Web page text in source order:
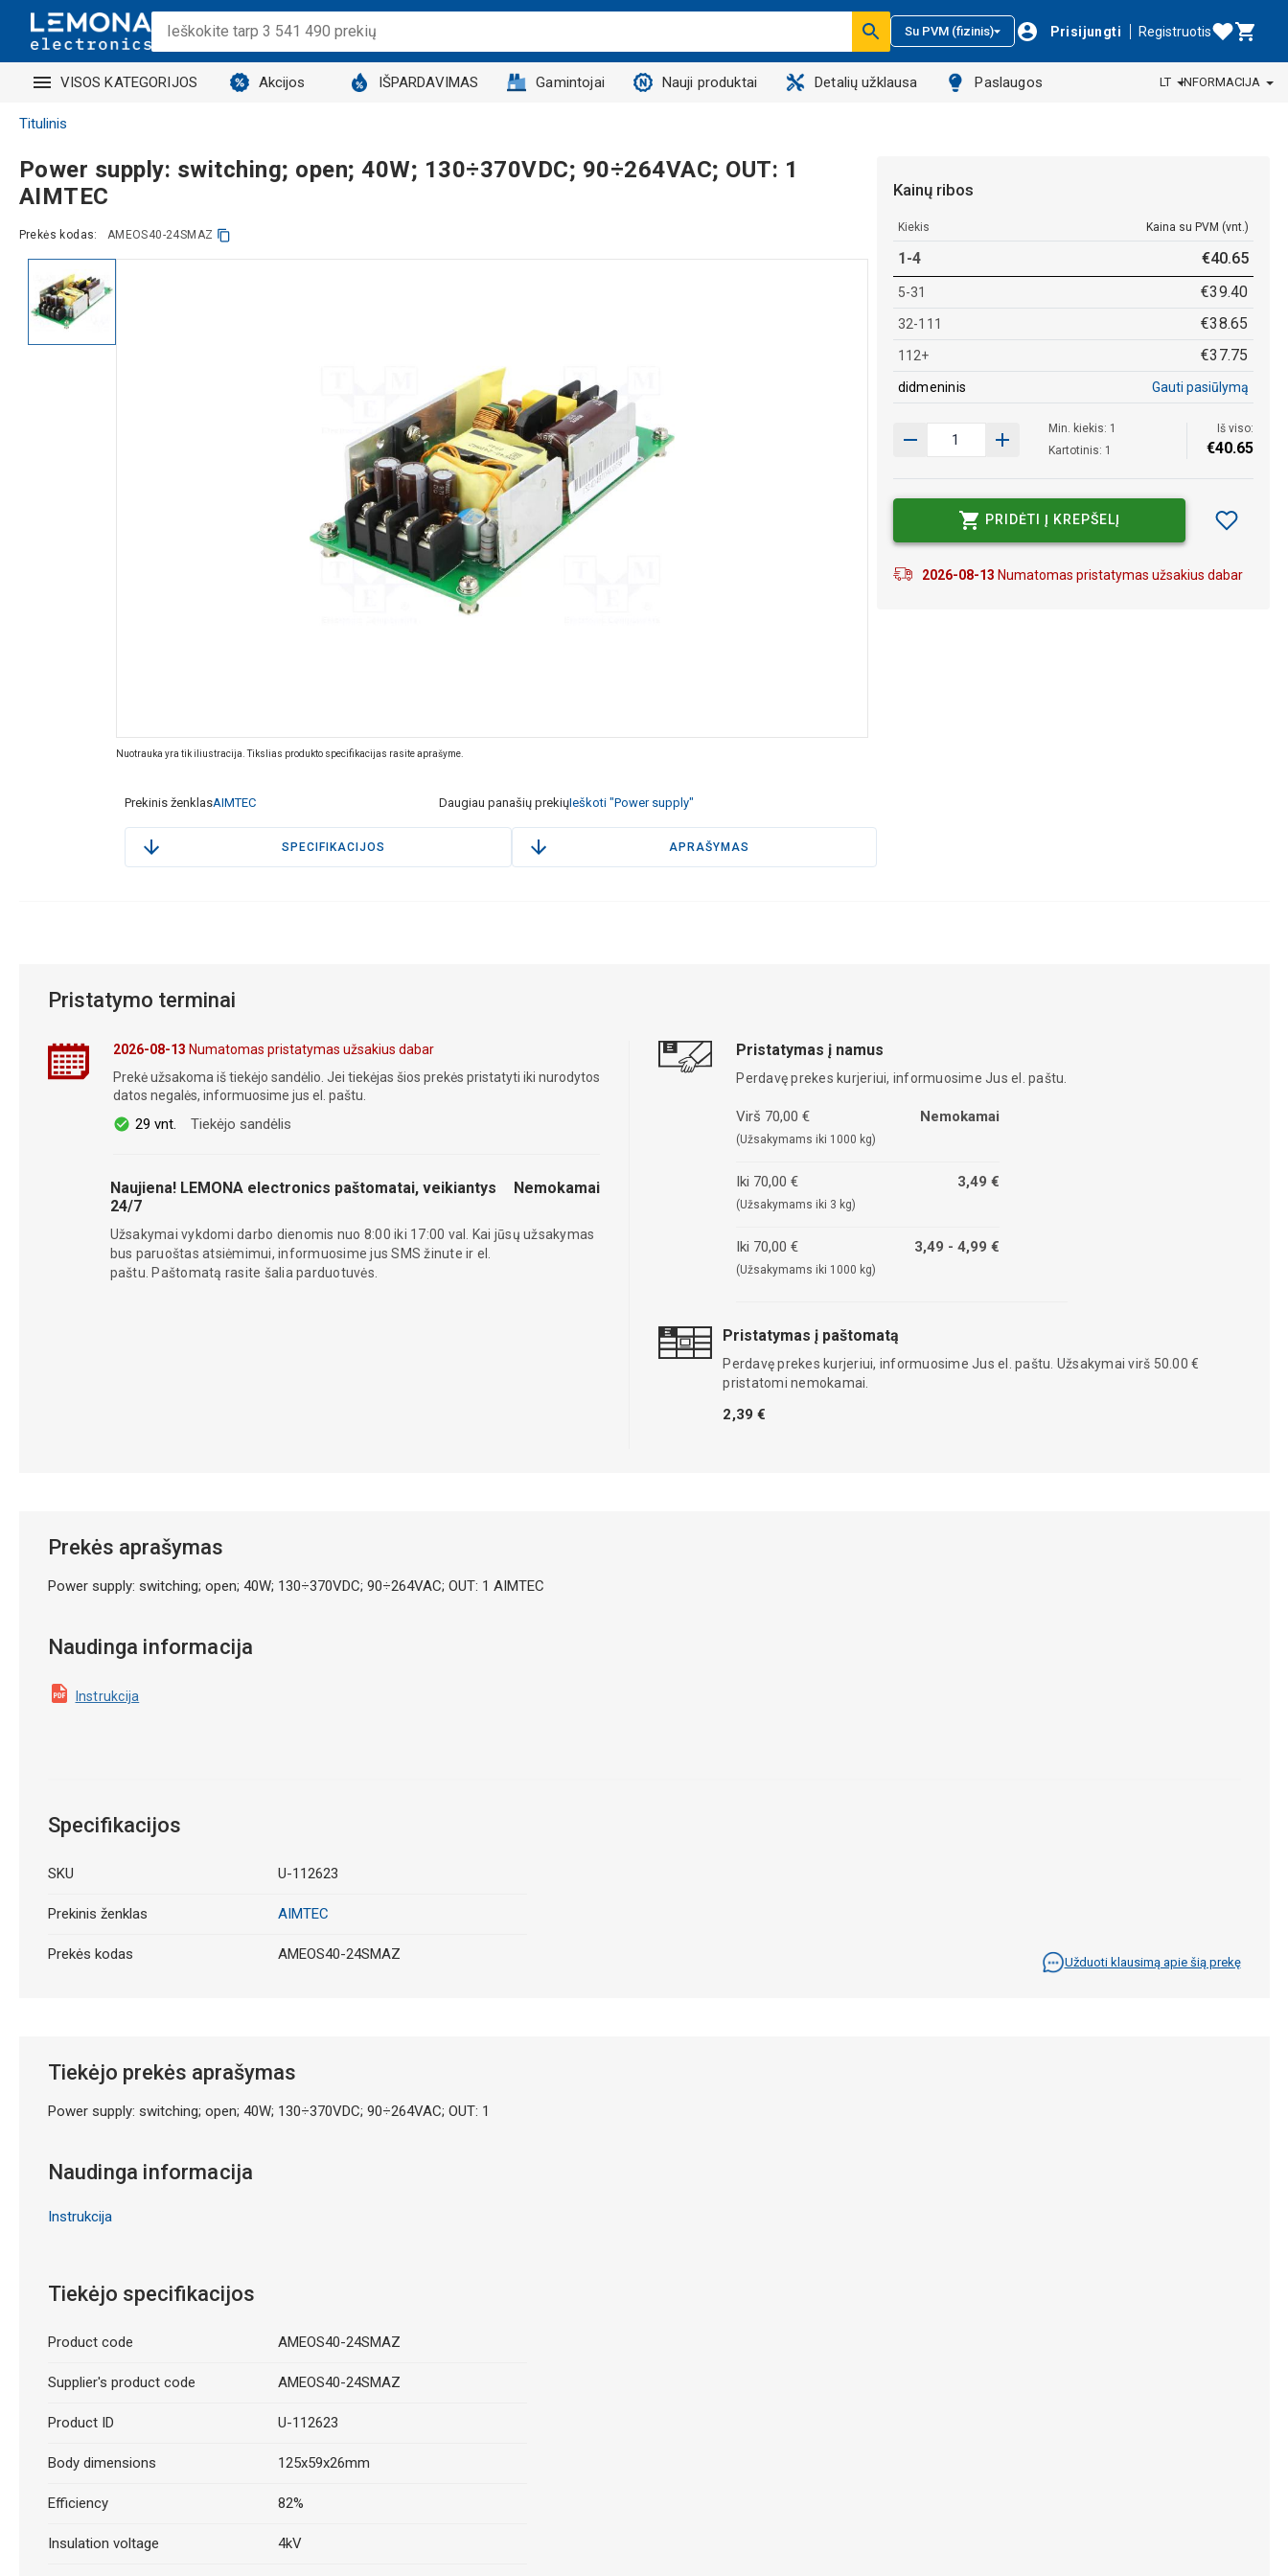
Su PVM (fizinis) Prisijungti Registruotis
VISOS KATEGORIJOS Akcijos IŠPARDAVIMAS Gamintojai Nauji produktai Detalių užklausa Paslaugos LT INFORMACIJA
Titulinis
Power supply: switching; open; 40W; 130÷370VDC; 90÷264VAC; OUT: 1
AIMTEC
Prekės kodas: AMEOS40-24SMAZ
Nuotrauka yra tik iliustracija. Tikslias produkto specifikacijas rasite aprašyme.
Prekinis ženklasAIMTEC Daugiau panašių prekiųIeškoti "Power supply"
SPECIFIKACIJOS APRAŠYMAS
Kainų ribos
Kiekis Kaina su PVM (vnt.)
1-4 €40.65
5-31 €39.40
32-111 €38.65
112+ €37.75
didmeninis Gauti pasiūlymą
Min. kiekis: 1
Kartotinis: 1
Iš viso:
€40.65
PRIDĖTI Į KREPŠELĮ
2026-08-13 Numatomas pristatymas užsakius dabar
Pristatymo terminai
2026-08-13 Numatomas pristatymas užsakius dabar
Prekė užsakoma iš tiekėjo sandėlio. Jei tiekėjas šios prekės pristatyti iki nurodytos
datos negalės, informuosime jus el. paštu.
29 vnt. Tiekėjo sandėlis
Naujiena! LEMONA electronics paštomatai, veikiantys
24/7
Nemokamai
Užsakymai vykdomi darbo dienomis nuo 8:00 iki 17:00 val. Kai jūsų užsakymas
bus paruoštas atsiėmimui, informuosime jus SMS žinute ir el.
paštu. Paštomatą rasite šalia parduotuvės.
Pristatymas į namus
Perdavę prekes kurjeriui, informuosime Jus el. paštu.
Virš 70,00 €
(Užsakymams iki 1000 kg)
Nemokamai
Iki 70,00 €
(Užsakymams iki 3 kg)
3,49 €
Iki 70,00 €
(Užsakymams iki 1000 kg)
3,49 - 4,99 €
Pristatymas į paštomatą
Perdavę prekes kurjeriui, informuosime Jus el. paštu. Užsakymai virš 50.00 €
pristatomi nemokamai.
2,39 €
Prekės aprašymas
Power supply: switching; open; 40W; 130÷370VDC; 90÷264VAC; OUT: 1 AIMTEC
Naudinga informacija
Instrukcija
Specifikacijos
SKU U-112623
Prekinis ženklas AIMTEC
Prekės kodas AMEOS40-24SMAZ Užduoti klausimą apie šią prekę
Tiekėjo prekės aprašymas
Power supply: switching; open; 40W; 130÷370VDC; 90÷264VAC; OUT: 1
Naudinga informacija
Instrukcija
Tiekėjo specifikacijos
Product code AMEOS40-24SMAZ
Supplier's product code AMEOS40-24SMAZ
Product ID U-112623
Body dimensions 125x59x26mm
Efficiency 82%
Insulation voltage 4kV